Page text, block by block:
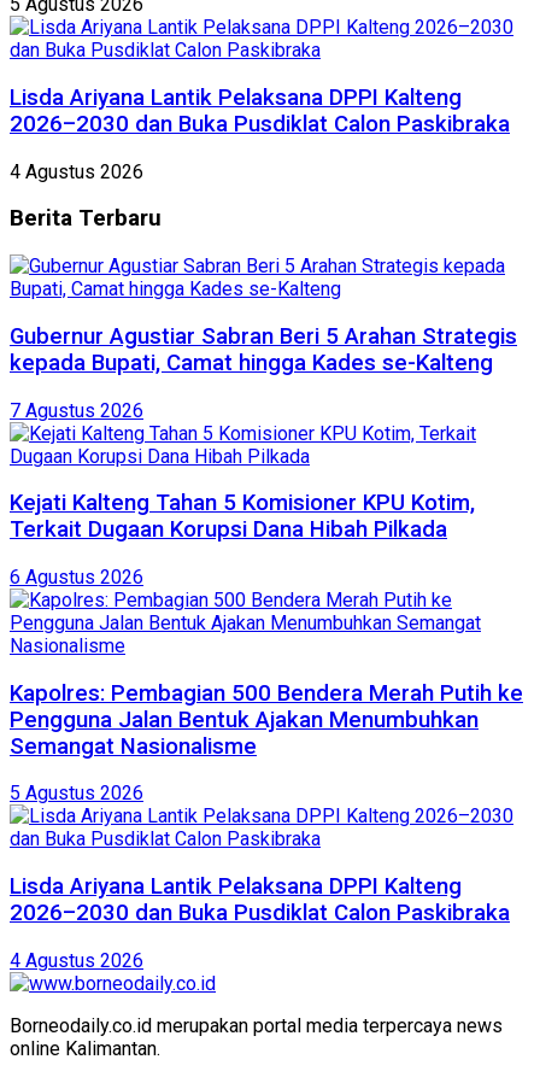
Lisda Ariyana Lantik Pelaksana DPPI Kalteng
2026–2030 dan Buka Pusdiklat Calon Paskibraka
4 Agustus 2026
Berita Terbaru
Gubernur Agustiar Sabran Beri 5 Arahan Strategis
kepada Bupati, Camat hingga Kades se-Kalteng
7 Agustus 2026
Kejati Kalteng Tahan 5 Komisioner KPU Kotim,
Terkait Dugaan Korupsi Dana Hibah Pilkada
6 Agustus 2026
Kapolres: Pembagian 500 Bendera Merah Putih ke
Pengguna Jalan Bentuk Ajakan Menumbuhkan
Semangat Nasionalisme
5 Agustus 2026
Lisda Ariyana Lantik Pelaksana DPPI Kalteng
2026–2030 dan Buka Pusdiklat Calon Paskibraka
4 Agustus 2026
Borneodaily.co.id merupakan portal media terpercaya news
online Kalimantan.